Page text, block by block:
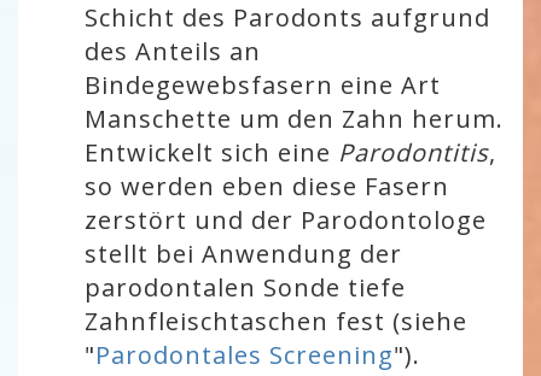
Schicht des Parodonts aufgrund
des Anteils an
Bindegewebsfasern eine Art
Manschette um den Zahn herum.
Entwickelt sich eine Parodontitis,
so werden eben diese Fasern
zerstört und der Parodontologe
stellt bei Anwendung der
parodontalen Sonde tiefe
Zahnfleischtaschen fest (siehe
"Parodontales Screening").